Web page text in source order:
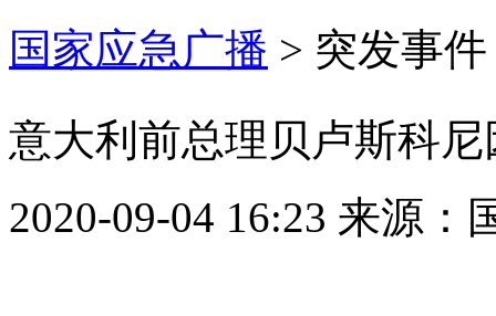
国家应急广播 > 突发事件
意大利前总理贝卢斯科
2020-09-04 16:23 来源：